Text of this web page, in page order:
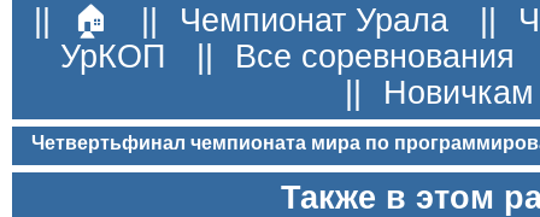
|| 🏠 || Чемпионат Урала ||
УрКОП
|| Все соревнования
||
Новичкам
Четвертьфинал чемпионата мира по
Также в этом